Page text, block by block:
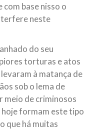
base nisso o
neste
do seu
torturas e atos
à matança de
sob o lema de
meio de criminosos
formam este tipo
que há muitas